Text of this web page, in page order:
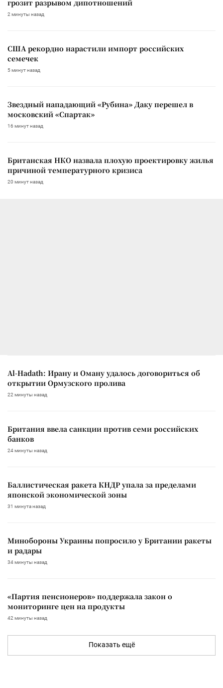
грозит разрывом дипотношений
2 минуты назад
США рекордно нарастили импорт российских
семечек
5 минут назад
Звездный нападающий «Рубина» Даку перешел в
московский «Спартак»
16 минут назад
Британская НКО назвала плохую проектировку жилья
причиной температурного кризиса
20 минут назад
Al-Hadath: Ирану и Оману удалось договориться об
открытии Ормузского пролива
22 минуты назад
Британия ввела санкции против семи российских
банков
24 минуты назад
Баллистическая ракета КНДР упала за пределами
японской экономической зоны
31 минута назад
Минобороны Украины попросило у Британии ракеты
и радары
34 минуты назад
«Партия пенсионеров» поддержала закон о
мониторинге цен на продукты
42 минуты назад
Показать ещё